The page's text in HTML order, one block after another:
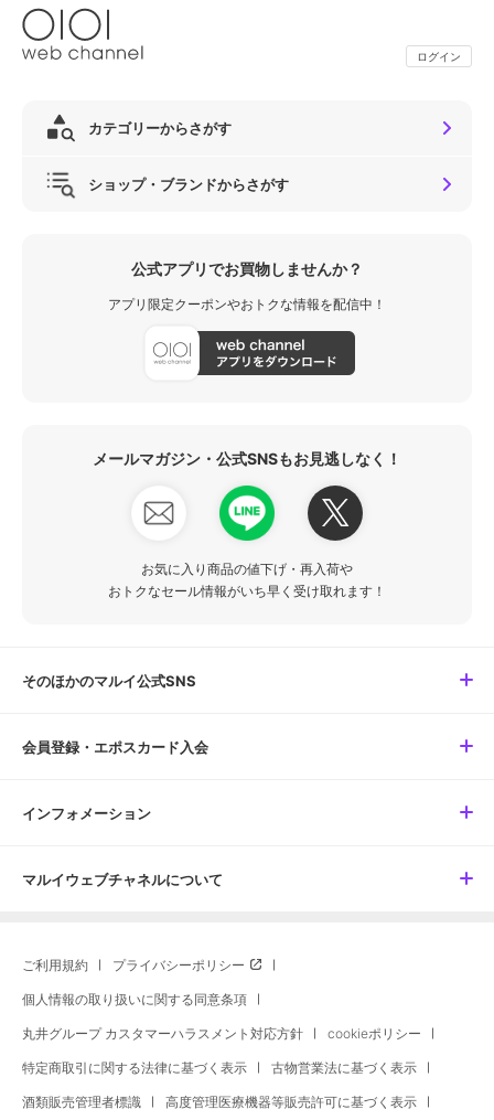
ログイン
カテゴリーからさがす
ショップ・ブランドからさがす
公式アプリでお買物しませんか？
アプリ限定クーポンやおトクな情報を配信中！
メールマガジン・公式SNSもお見逃しなく！
お気に入り商品の値下げ・再入荷や
おトクなセール情報がいち早く受け取れます！
そのほかのマルイ公式SNS
会員登録・エポスカード入会
インフォメーション
マルイウェブチャネルについて
ご利用規約 プライバシーポリシー
個人情報の取り扱いに関する同意条項
丸井グループ カスタマーハラスメント対応方針 cookieポリシー
特定商取引に関する法律に基づく表示 古物営業法に基づく表示
酒類販売管理者標識 高度管理医療機器等販売許可に基づく表示